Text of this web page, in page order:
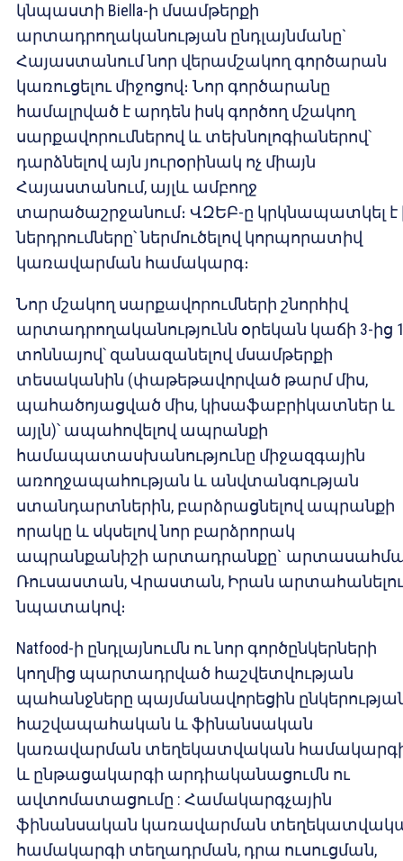
կնպաստի Biella-ի մսամթերքի
արտադրողականության ընդլայնմանը`
Հայաստանում նոր վերամշակող գործարան
կառուցելու միջոցով։ Նոր գործարանը
համալրված է արդեն իսկ գործող մշակող
սարքավորումներով և տեխնոլոգիաներով՝
դարձնելով այն յուրօրինակ ոչ միայն
Հայաստանում, այլև ամբողջ
տարածաշրջանում։ ՎԶԵԲ-ը կրկնապատկել է
ներդրումները՝ ներմուծելով կորպորատիվ
կառավարման համակարգ։
Նոր մշակող սարքավորումների շնորհիվ
արտադրողականությունն օրեկան կաճի 3-ից
տոննայով՝ զանազանելով մսամթերքի
տեսականին (փաթեթավորված թարմ միս,
պահածոյացված միս, կիսաֆ‎աբրիկատներ և
այլն)՝ ապահովելով ապրանքի
համապատասխանությունը միջազգային
առողջապահության և անվտանգության
ստանդարտներին, բարձրացնելով ապրանքի
որակը և սկսելով նոր բարձրորակ
ապրանքանիշի արտադրանքը`
Ռուսաստան, Վրաստան, Իրան արտահանելու
նպատակով։
Natfood-ի ընդլայնումն ու նոր գործընկերների
կողմից պարտադրված հաշվետվության
պահանջները պայմանավորեցին
հաշվապահական և ֆինանսական
կառավարման տեղեկատվական
և ընթացակարգի արդիականացումն ու
ավտոմատացումը : Համակարգչային
ֆինանսական կառավարման
համակարգի տեղադրման, դրա ուսուցման,